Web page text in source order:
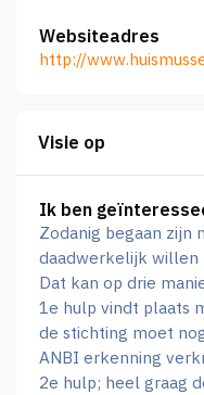
Websiteadres
http://
Visie op
Ik ben
Zodanig begaan zijn
daadwerkelijk willen
Dat kan op drie
1e hulp vindt plaats
de stichting moet
ANBI erkenning
2e hulp; heel graag